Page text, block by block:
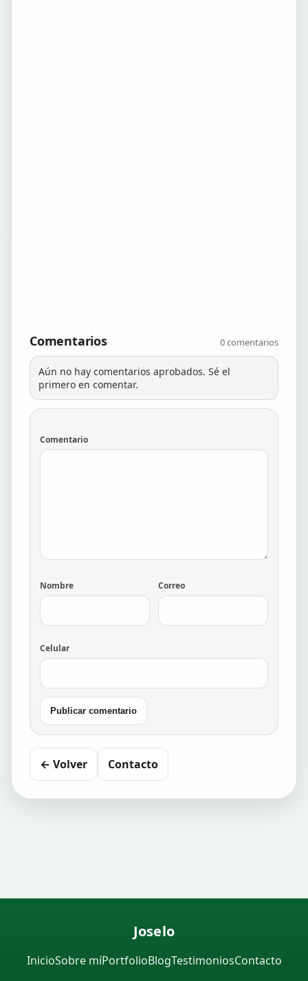
Comentarios 0 comentarios
Aún no hay comentarios aprobados. Sé el
primero en comentar.
Comentario
Nombre Correo
Celular
Publicar comentario
← Volver Contacto
Joselo
InicioSobre míPortfolioBlogTestimoniosContacto